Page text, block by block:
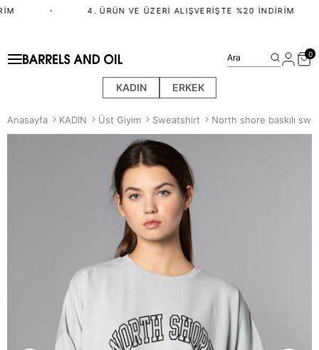
4. ÜRÜN VE ÜZERI ALIŞVERIŞTE %20 İNDIRIM
KADIN ERKEK
Ara 0
Anasayfa KADIN Üst Giyim Sweatshirt North shore baskılı